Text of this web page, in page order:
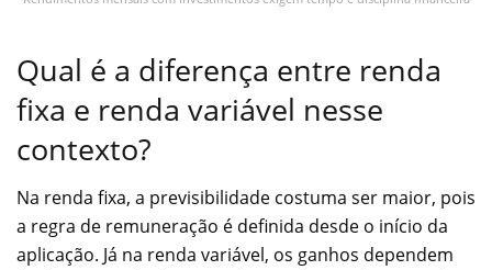
Qual é a diferença entre renda
fixa e renda variável nesse
contexto?
Na renda fixa, a previsibilidade costuma ser maior, pois
a regra de remuneração é definida desde o início da
aplicação. Já na renda variável, os ganhos dependem